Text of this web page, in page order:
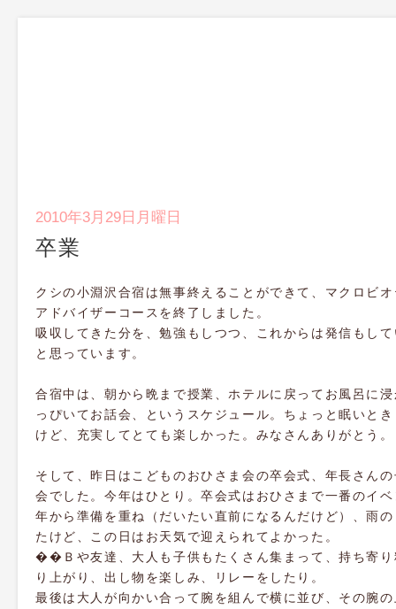
2010年3月29日月曜日
卒業
クシの小淵沢合宿は無事終えることができて、マクロビ
アドバイザーコースを終了しました。
吸収してきた分を、勉強もしつつ、これからは発信もし
と思っています。
合宿中は、朝から晩まで授業、ホテルに戻ってお風呂に
っぴいてお話会、というスケジュール。ちょっと眠いと
けど、充実してとても楽しかった。みなさんありがとう。
そして、昨日はこどものおひさま会の卒会式、年長さん
会でした。今年はひとり。卒会式はおひさまで一番のイ
年から準備を重ね（だいたい直前になるんだけど）、雨
たけど、この日はお天気で迎えられてよかった。
��Ｂや友達、大人も子供もたくさん集まって、持ち寄り
り上がり、出し物を楽しみ、リレーをしたり。
最後は大人が向かい合って腕を組んで横に並び、その腕